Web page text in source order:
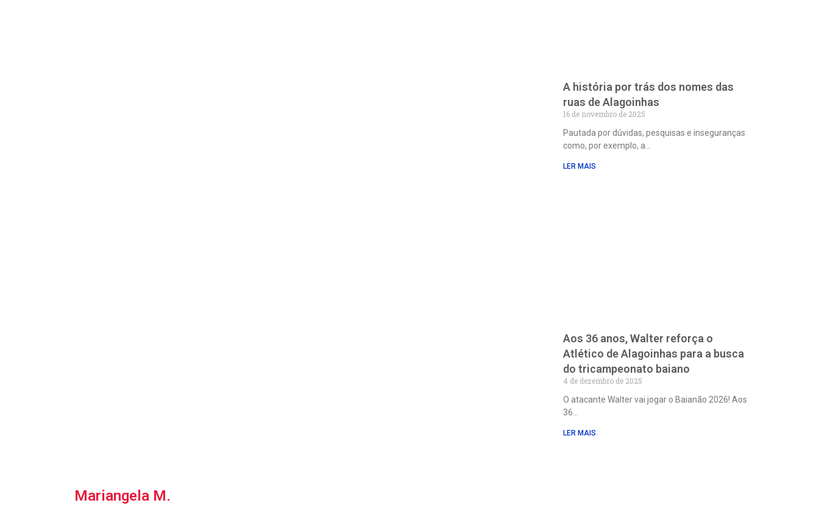
A história por trás dos nomes das
ruas de Alagoinhas
16 de novembro de 2025
Pautada por dúvidas, pesquisas e inseguranças
como, por exemplo, a
LER MAIS
Aos 36 anos, Walter reforça o
Atlético de Alagoinhas para a busca
do tricampeonato baiano
4 de dezembro de 2025
O atacante Walter vai jogar o Baianão 2026! Aos
36
LER MAIS
Mariangela M.